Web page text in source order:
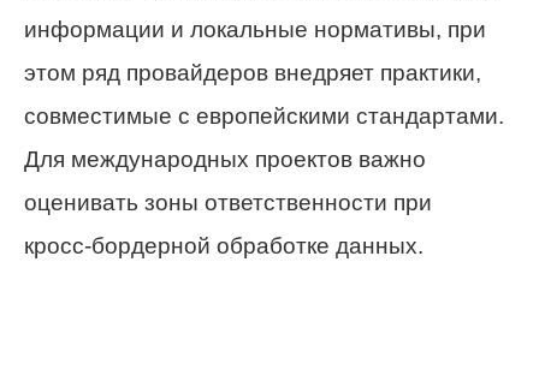
информации и локальные нормативы, при
этом ряд провайдеров внедряет практики,
совместимые с европейскими стандартами.
Для международных проектов важно
оценивать зоны ответственности при
кросс‑бордерной обработке данных.